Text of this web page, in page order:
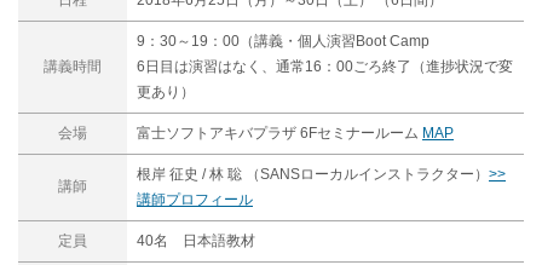
講義時間
9：30～19：00（講義・個人演習Boot Camp
6日目は演習はなく、通常16：00ごろ終了（進捗状況で変
更あり）
会場 富士ソフトアキバプラザ 6Fセミナールーム MAP
講師
根岸 征史 / 林 聡 （SANSローカルインストラクター） >>
講師プロフィール
定員 40名 日本語教材